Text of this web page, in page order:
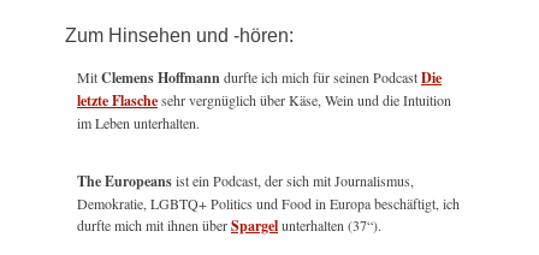
Zum Hinsehen und -hören:
MitClemens Hoffmanndurfte ich mich für seinen PodcastDie
letzte Flaschesehr vergnüglich über Käse, Wein und die Intuition
im Leben unterhalten.
The Europeansist ein Podcast, der sich mit Journalismus,
Demokratie, LGBTQ+ Politics und Food in Europa beschäftigt, ich
durfte mich mit ihnen überSpargelunterhalten (37“).